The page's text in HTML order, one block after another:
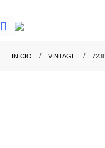
INICIO VINTAGE